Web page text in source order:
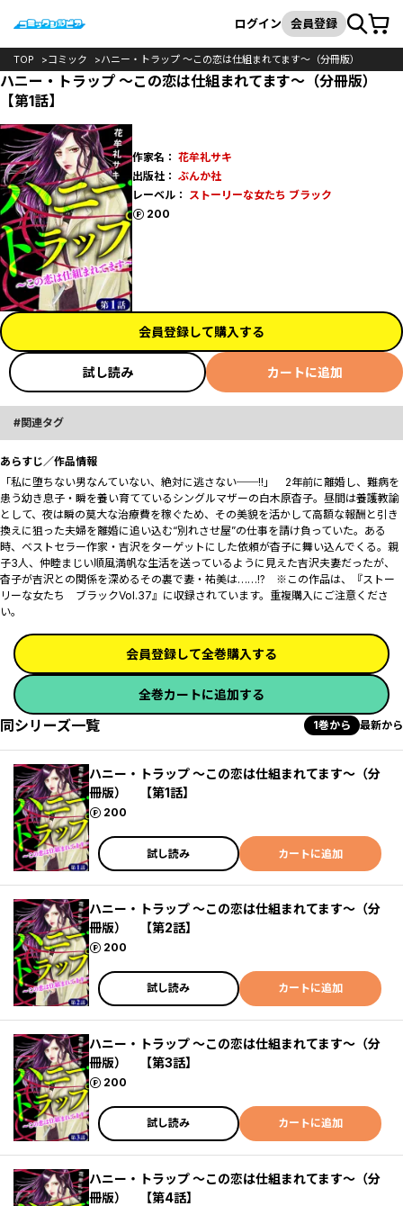
検索
ログイン 会員登録カート
TOP コミック ハニー・トラップ ～この恋は仕組まれてます～（分冊版）
ハニー・トラップ ～この恋は仕組まれてます～（分冊版）
【第1話】
作家名： 花牟礼サキ
出版社： ぶんか社
レーベル： ストーリーな女たち ブラック
200
ポイント
会員登録して購入する
試し読み カートに追加
関連タグ
あらすじ／作品情報
「私に堕ちない男なんていない、絶対に逃さない──!!」 2年前に離婚し、難病を
患う幼き息子・瞬を養い育てているシングルマザーの白木原杳子。昼間は養護教諭
として、夜は瞬の莫大な治療費を稼ぐため、その美貌を活かして高額な報酬と引き
換えに狙った夫婦を離婚に追い込む“別れさせ屋”の仕事を請け負っていた。ある
時、ベストセラー作家・吉沢をターゲットにした依頼が杳子に舞い込んでくる。親
子3人、仲睦まじい順風満帆な生活を送っているように見えた吉沢夫妻だったが、
杳子が吉沢との関係を深めるその裏で妻・祐美は……!? ※この作品は、『ストー
リーな女たち ブラックVol.37』に収録されています。重複購入にご注意くださ
い。
会員登録して全巻購入する
全巻カートに追加する
同シリーズ一覧 1巻から 最新から
ハニー・トラップ ～この恋は仕組まれてます～（分
冊版） 【第1話】
200
ポイント
試し読み カートに追加
ハニー・トラップ ～この恋は仕組まれてます～（分
冊版） 【第2話】
200
ポイント
試し読み カートに追加
ハニー・トラップ ～この恋は仕組まれてます～（分
冊版） 【第3話】
200
ポイント
試し読み カートに追加
ハニー・トラップ ～この恋は仕組まれてます～（分
冊版） 【第4話】